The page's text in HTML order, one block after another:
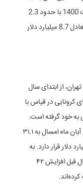
درصد هم رسید. صادرات نفتی در فصل نخست 1400 با حدود 2.3
برابر افزایش نسبت به فصل مشابه سال قبل، معادل 8.7 میلیارد دلار
از ابتدای سال
در قیاس با
به خود گرفته است.
مطابق این آمارها میزان صادرات ایران تا پایان آبان ماه امسال به ۳۱.۱
رسیده و واردات نیز در عدد ۳۲ میلیارد دلار قرار دارد. به
این ترتیب صادرات در قیاس با مدت مشابه سال قبل افزایش ۴۲